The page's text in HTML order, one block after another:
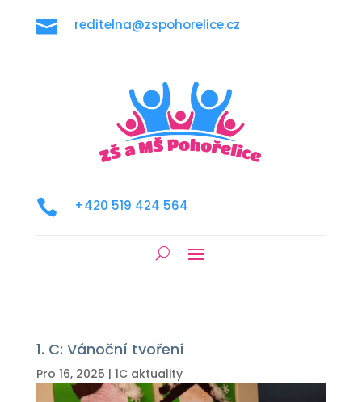
 reditelna@zspohorelice.cz
 +420 519 424 564
1. C: Vánoční tvoření
Pro 16, 2025 | 1C aktuality